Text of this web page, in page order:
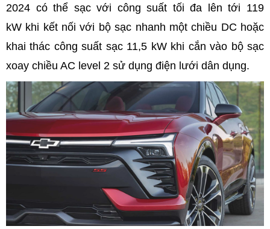
2024 có thể sạc với công suất tối đa lên tới 119
kW khi kết nối với bộ sạc nhanh một chiều DC hoặc
khai thác công suất sạc 11,5 kW khi cắn vào bộ sạc
xoay chiều AC level 2 sử dụng điện lưới dân dụng.